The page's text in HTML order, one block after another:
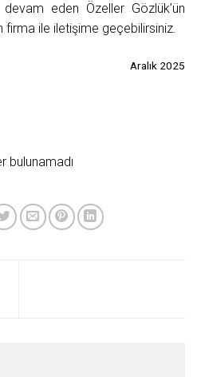
eden Özeller Gözlük’ün
firma ile iletişime geçebilirsiniz.
Aralık 2025
bulunamadı